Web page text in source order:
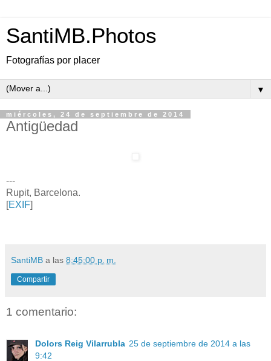
SantiMB.Photos
Fotografías por placer
▼
miércoles, 24 de septiembre de 2014
Antigüedad
---
Rupit, Barcelona.
[EXIF]
SantiMB a las 8:45:00 p. m.
Compartir
1 comentario:
Dolors Reig Vilarrubla 25 de septiembre de 2014 a las
9:42